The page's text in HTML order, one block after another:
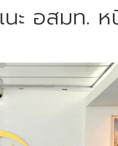
ะ อสมท. ห